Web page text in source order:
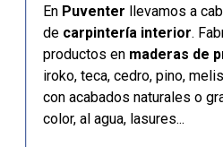
En Puventer llevamos a
de carpintería interior.
productos en maderas de
iroko, teca, cedro, pino,
con acabados naturales o
color, al agua, lasures...